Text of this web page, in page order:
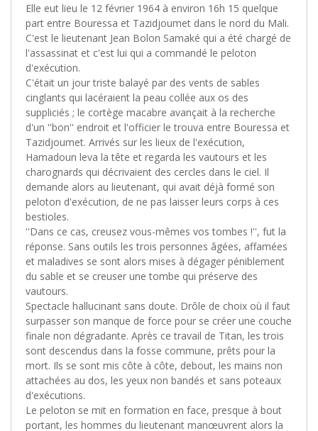
Elle eut lieu le 12 février 1964 à environ 16h 15 quelque
part entre Bouressa et Tazidjoumet dans le nord du Mali.
C'est le lieutenant Jean Bolon Samaké qui a été chargé de
l'assassinat et c'est lui qui a commandé le peloton
d'exécution.
C'était un jour triste balayé par des vents de sables
cinglants qui lacéraient la peau collée aux os des
suppliciés ; le cortège macabre avançait à la recherche
d'un ''bon'' endroit et l'officier le trouva entre Bouressa et
Tazidjoumet. Arrivés sur les lieux de l'exécution,
Hamadoun leva la tête et regarda les vautours et les
charognards qui décrivaient des cercles dans le ciel. Il
demande alors au lieutenant, qui avait déjà formé son
peloton d'exécution, de ne pas laisser leurs corps à ces
bestioles.
''Dans ce cas, creusez vous-mêmes vos tombes !'', fut la
réponse. Sans outils les trois personnes âgées, affamées
et maladives se sont alors mises à dégager péniblement
du sable et se creuser une tombe qui préserve des
vautours.
Spectacle hallucinant sans doute. Drôle de choix où il faut
surpasser son manque de force pour se créer une couche
finale non dégradante. Après ce travail de Titan, les trois
sont descendus dans la fosse commune, prêts pour la
mort. Ils se sont mis côte à côte, debout, les mains non
attachées au dos, les yeux non bandés et sans poteaux
d'exécutions.
Le peloton se mit en formation en face, presque à bout
portant, les hommes du lieutenant manœuvrent alors la